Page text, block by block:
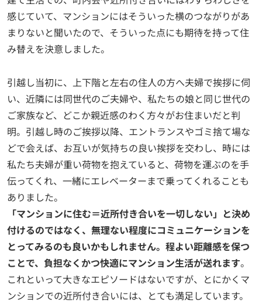
感じていて、マンションにはそういった横のつながりがあ
まりないと聞いたので、そういった点にも期待を持って住
み替えを決意しました。
引越し当初に、上下階と左右の住人の方へ夫婦で挨拶に伺
い、近隣には同世代のご夫婦や、私たちの娘と同じ世代の
ご家族など、どこか親近感のわく方々がお住まいだと判
明。引越し時のご挨拶以降、エントランスやゴミ捨て場な
どで会えば、お互いが気持ちの良い挨拶を交わし、時には
私たち夫婦が重い荷物を抱えていると、荷物を運ぶのを手
伝ってくれ、一緒にエレベーターまで乗ってくれることも
ありました。
「マンションに住む＝近所付き合いを一切しない」と決め
付けるのではなく、無理ない程度にコミュニケーションを
とってみるのも良いかもしれません。程よい距離感を保つ
ことで、負担なくかつ快適にマンション生活が送れます。
これといって大きなエピソードはないですが、とにかくマ
ンションでの近所付き合いには、とても満足しています。